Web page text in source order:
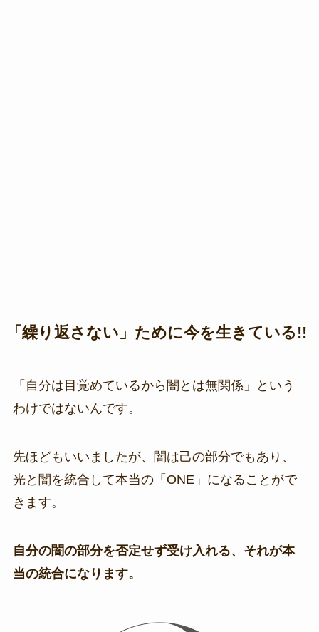
「繰り返さない」ために今を生きている!!
「自分は目覚めているから闇とは無関係」という
わけではないんです。
先ほどもいいましたが、闇は己の部分でもあり、
光と闇を統合して本当の「ONE」になることがで
きます。
自分の闇の部分を否定せず受け入れる、それが本
当の統合になります。